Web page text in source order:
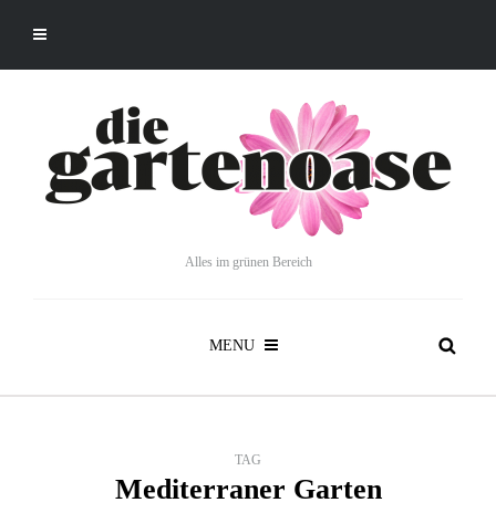
Alles im grünen Bereich
MENU
TAG
Mediterraner Garten